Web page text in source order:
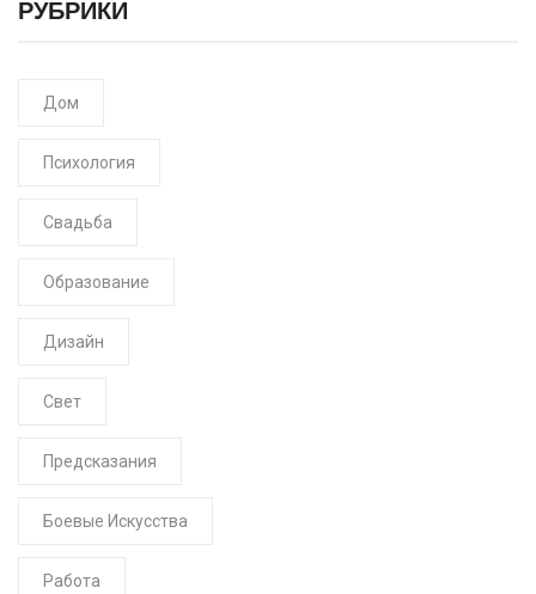
РУБРИКИ
Дом
Психология
Свадьба
Образование
Дизайн
Свет
Предсказания
Боевые Искусства
Работа